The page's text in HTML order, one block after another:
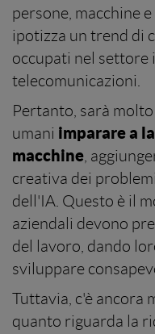
persone, macchine
ipotizza un trend di
occupati nel settore
telecomunicazioni.
Pertanto, sarà
umani imparare a
macchine ,
creativa dei
dell'IA. Questo è il
aziendali devono
del lavoro, dando
sviluppare
Tuttavia, c'è ancora
quanto riguarda la